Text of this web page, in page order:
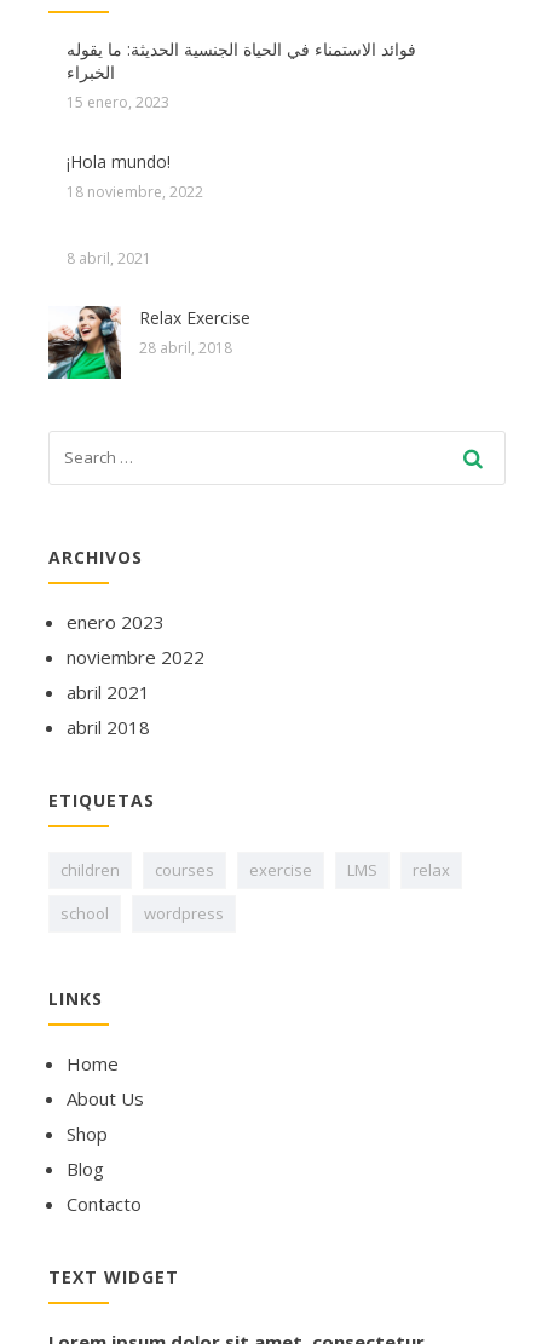
فوائد الاستمناء في الحياة الجنسية الحديثة: ما يقوله
الخبراء
15 enero, 2023
¡Hola mundo!
18 noviembre, 2022
8 abril, 2021
Relax Exercise
28 abril, 2018
ARCHIVOS
enero 2023
noviembre 2022
abril 2021
abril 2018
ETIQUETAS
children courses exercise LMS
relax
school
wordpress
LINKS
Home
About Us
Shop
Blog
Contacto
TEXT WIDGET